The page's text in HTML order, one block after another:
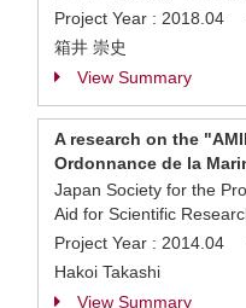
Project Year : 2018.04
箱井 崇史
View Summary
A research on the
Ordonnance de la
Japan Society for the
Aid for Scientific
Project Year : 2014.04
Hakoi Takashi
View Summary